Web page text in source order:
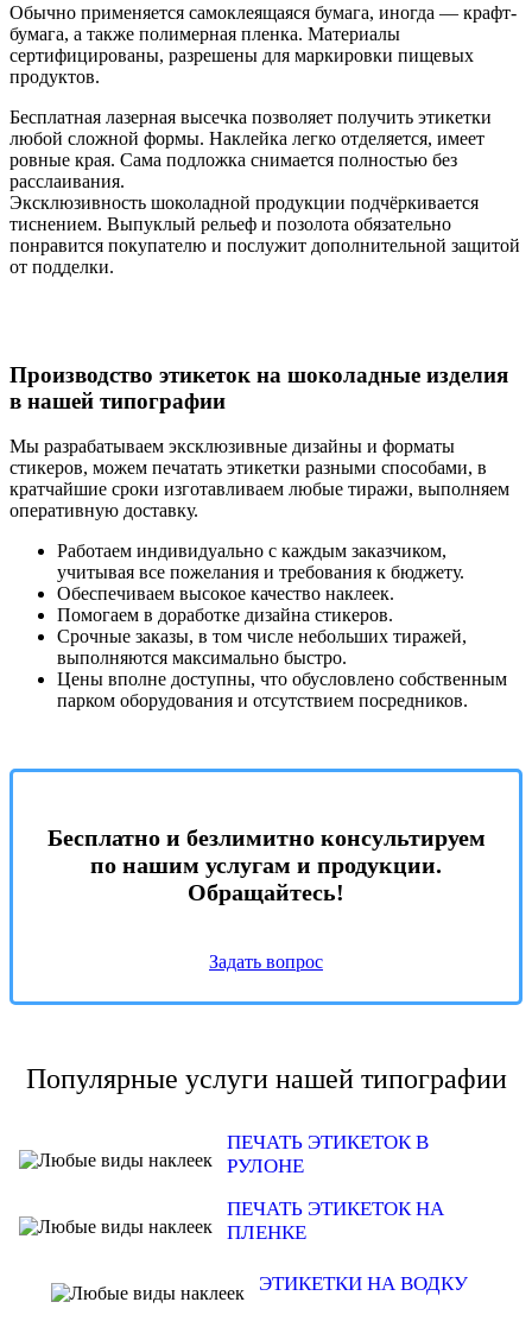
Обычно применяется самоклеящаяся бумага, иногда — крафт-
бумага, а также полимерная пленка. Материалы
сертифицированы, разрешены для маркировки пищевых
продуктов.
Бесплатная лазерная высечка позволяет получить этикетки
любой сложной формы. Наклейка легко отделяется, имеет
ровные края. Сама подложка снимается полностью без
расслаивания.
Эксклюзивность шоколадной продукции подчёркивается
тиснением. Выпуклый рельеф и позолота обязательно
понравится покупателю и послужит дополнительной защитой
от подделки.
Производство этикеток на шоколадные изделия
в нашей типографии
Мы разрабатываем эксклюзивные дизайны и форматы
стикеров, можем печатать этикетки разными способами, в
кратчайшие сроки изготавливаем любые тиражи, выполняем
оперативную доставку.
Работаем индивидуально с каждым заказчиком,
учитывая все пожелания и требования к бюджету.
Обеспечиваем высокое качество наклеек.
Помогаем в доработке дизайна стикеров.
Срочные заказы, в том числе небольших тиражей,
выполняются максимально быстро.
Цены вполне доступны, что обусловлено собственным
парком оборудования и отсутствием посредников.
Бесплатно и безлимитно консультируем
по нашим услугам и продукции.
Обращайтесь!
Задать вопрос
Популярные услуги нашей типографии
ПЕЧАТЬ ЭТИКЕТОК В
РУЛОНЕ
ПЕЧАТЬ ЭТИКЕТОК НА
ПЛЕНКЕ
ЭТИКЕТКИ НА ВОДКУ